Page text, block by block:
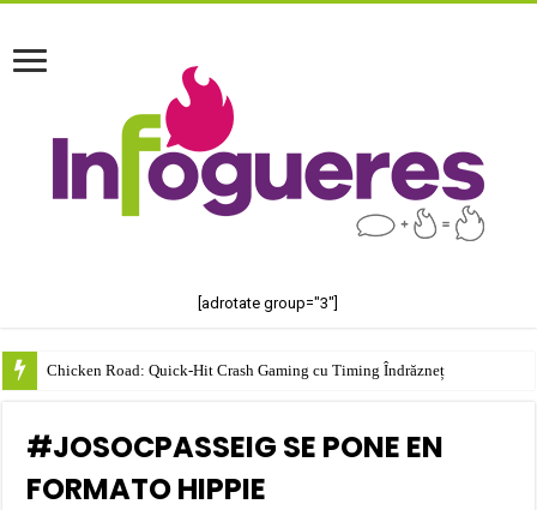
[adrotate group="3"]
Chicken Road: Quick‑Hit Crash Gaming cu Timing Îndrăzneț
#JOSOCPASSEIG SE PONE EN
FORMATO HIPPIE